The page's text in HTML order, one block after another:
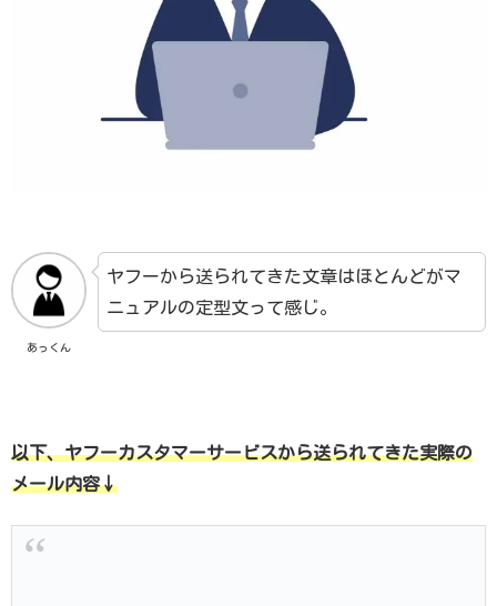
あっくん
ヤフーから送られてきた文章はほとんどがマ
ニュアルの定型文って感じ。
以下、ヤフーカスタマーサービスから送られてきた実際の
メール内容↓